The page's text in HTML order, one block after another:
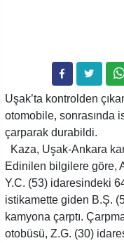
Uşak’ta kontrolden
otomobile, sonrasında
çarparak durabildi.
Kaza, Uşak-Ankara
Edinilen bilgilere göre,
Y.C. (53) idaresindeki
istikamette giden B.Ş.
kamyona çarptı.
otobüsü, Z.G. (30)